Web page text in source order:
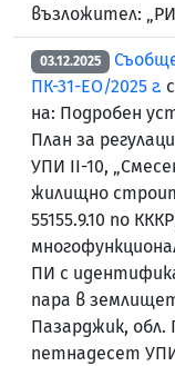
възложител:
03.12.2025
ПК-31-ЕО/2025 г.
на: Подробен
План за
УПИ II-10,
жилищно
55155.9.10 по
ПИ с
пара в
Пазарджик, обл.
петнадесет